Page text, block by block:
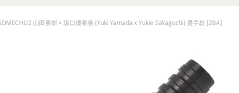
山田勇樹 × 坂口優希惠 (Yuki Yamada x Yukie Sakaguchi) 選手款 [2BA]